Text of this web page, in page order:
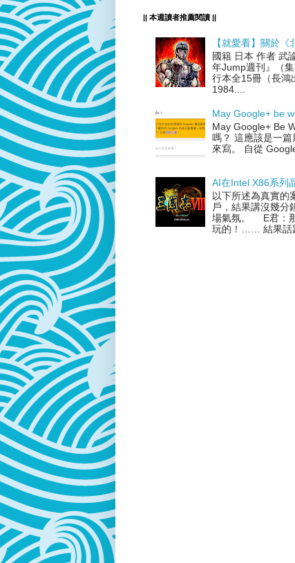
|| 本週讀者推薦閱讀 ||
【就愛看】關於
國籍 日本 作者 武
年Jump週刊』（
行本全15冊（長鴻
1984....
May Google+ be
May Google+ Be
嗎？ 這應該是一
來寫。 自從
AI在Intel X86系列
以下所述為真實的
戶，結果講沒幾分
場氣氛。 E君：
玩的！…… 結果話